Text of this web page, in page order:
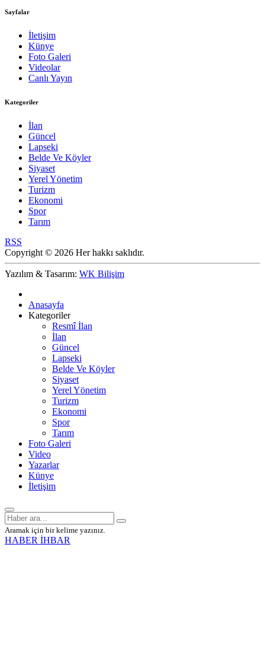
Sayfalar
İletişim
Künye
Foto Galeri
Videolar
Canlı Yayın
Kategoriler
İlan
Güncel
Lapseki
Belde Ve Köyler
Siyaset
Yerel Yönetim
Turizm
Ekonomi
Spor
Tarım
RSS
Copyright © 2026 Her hakkı saklıdır.
Yazılım & Tasarım: WK Bilişim
Anasayfa
Kategoriler
Resmî İlan
İlan
Güncel
Lapseki
Belde Ve Köyler
Siyaset
Yerel Yönetim
Turizm
Ekonomi
Spor
Tarım
Foto Galeri
Video
Yazarlar
Künye
İletişim
Aramak için bir kelime yazınız.
HABER İHBAR